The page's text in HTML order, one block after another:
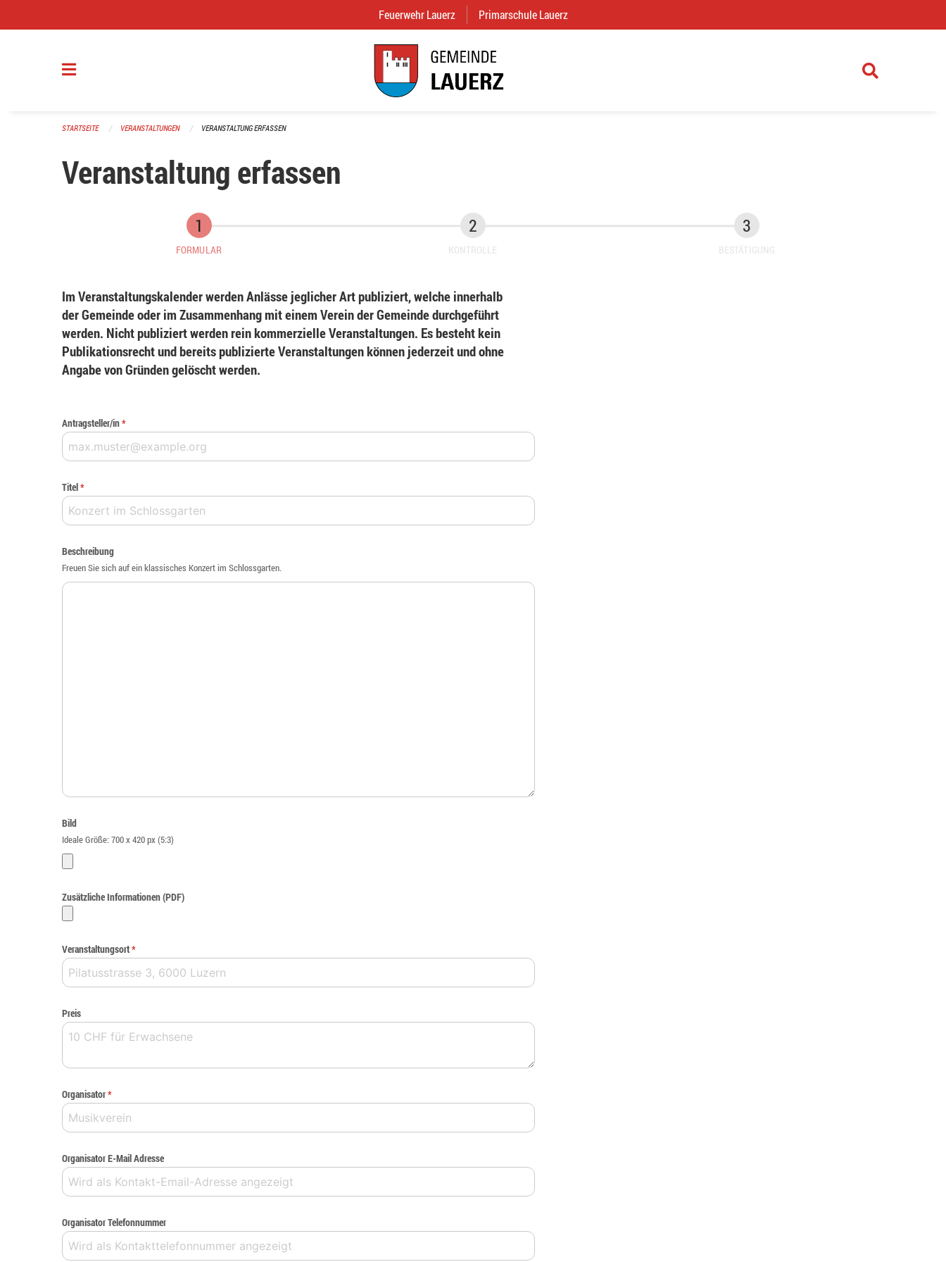
Feuerwehr Lauerz (External Link)
Primarschule Lauerz
STARTSEITE VERANSTALTUNGEN VERANSTALTUNG ERFASSEN
Veranstaltung erfassen
FORMULAR KONTROLLE BESTÄTIGUNG
Im Veranstaltungskalender werden Anlässe jeglicher Art publiziert, welche innerhalb
der Gemeinde oder im Zusammenhang mit einem Verein der Gemeinde durchgeführt
werden. Nicht publiziert werden rein kommerzielle Veranstaltungen. Es besteht kein
Publikationsrecht und bereits publizierte Veranstaltungen können jederzeit und ohne
Angabe von Gründen gelöscht werden.
Antragsteller/in*
Titel*
Beschreibung
Freuen Sie sich auf ein klassisches Konzert im Schlossgarten.
Bild
Ideale Größe: 700 x 420 px (5:3)
Zusätzliche Informationen (PDF)
Veranstaltungsort*
Preis
Organisator*
Organisator E-Mail Adresse
Organisator Telefonnummer